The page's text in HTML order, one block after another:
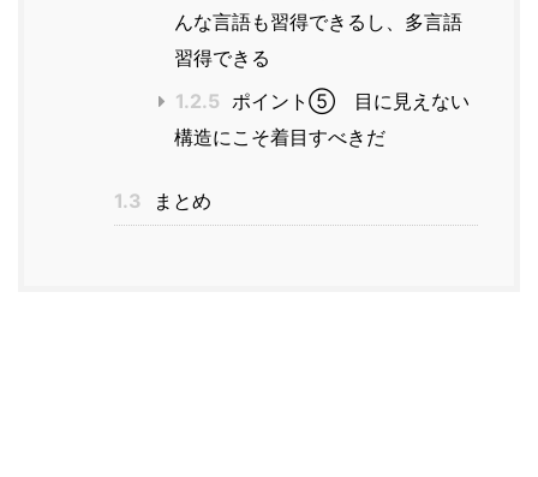
んな言語も習得できるし、多言語
習得できる
1.2.5 ポイント⑤ 目に見えない
構造にこそ着目すべきだ
1.3 まとめ